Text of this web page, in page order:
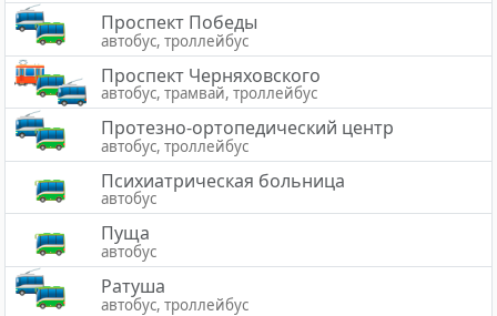
Проспект Победы
автобус, троллейбус
Проспект Черняховского
автобус, трамвай, троллейбус
Протезно-ортопедический центр
автобус, троллейбус
Психиатрическая больница
автобус
Пуща
автобус
Ратуша
автобус, троллейбус